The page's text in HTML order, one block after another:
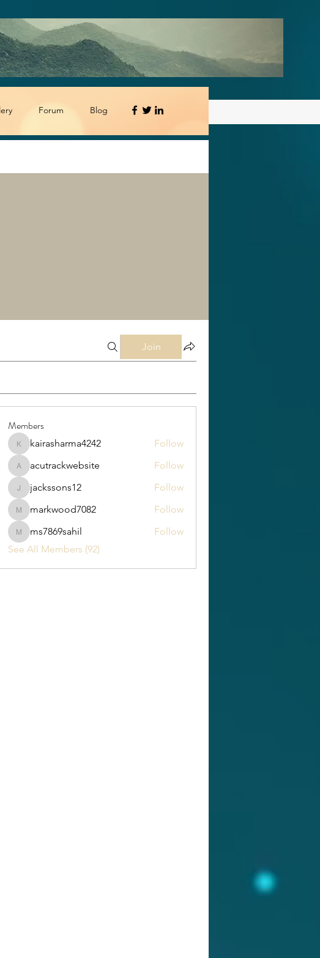
Forum Blog
Join
Members
kairasharma4242
kairasharma4242 Follow
acutrackwebsite
acutrackwebsite Follow
jackssons12
jackssons12 Follow
markwood7082
markwood7082 Follow
ms7869sahil
ms7869sahil
Follow
See All Members (92)